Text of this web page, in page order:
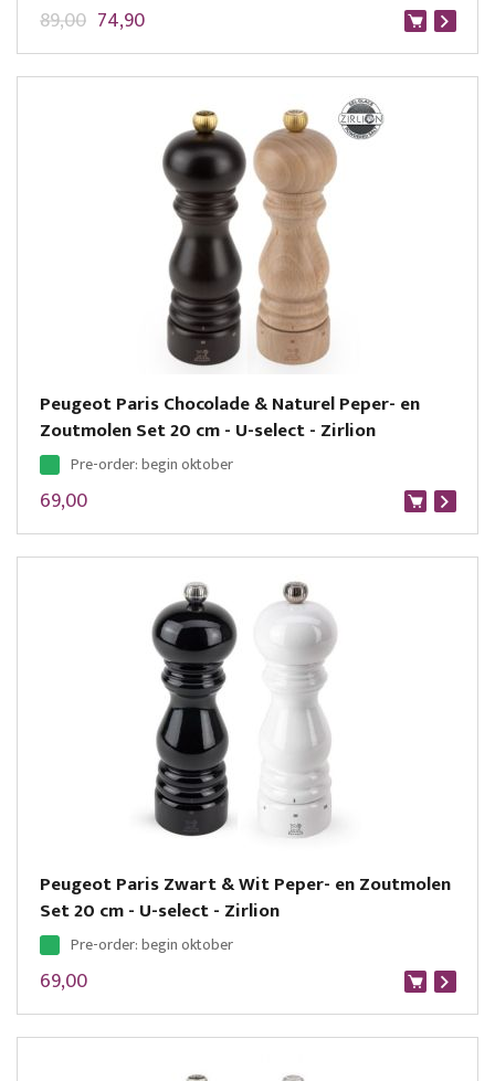
74,90
89,00
Peugeot Paris Chocolade & Naturel Peper- en
Zoutmolen Set 20 cm - U-select - Zirlion
Pre-order: begin oktober
69,00
Peugeot Paris Zwart & Wit Peper- en Zoutmolen
Set 20 cm - U-select - Zirlion
Pre-order: begin oktober
69,00